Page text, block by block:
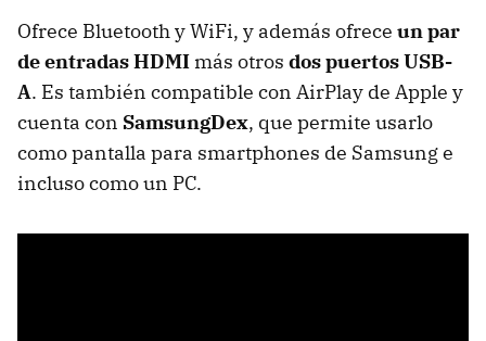
Ofrece Bluetooth y WiFi, y además ofrece un par
de entradas HDMI más otros dos puertos USB-
A. Es también compatible con AirPlay de Apple y
cuenta con SamsungDex, que permite usarlo
como pantalla para smartphones de Samsung e
incluso como un PC.